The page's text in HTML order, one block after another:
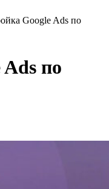
Google Ads по
по